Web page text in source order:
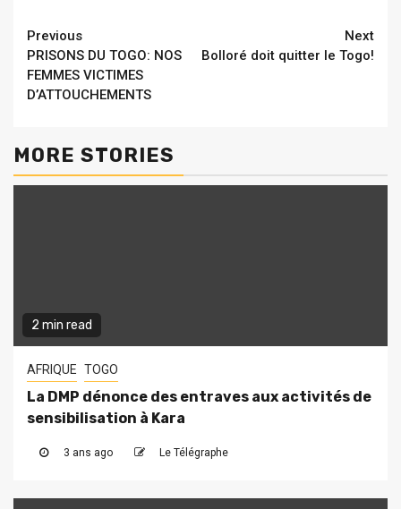
Continue
Reading
Previous
PRISONS DU TOGO: NOS
FEMMES VICTIMES
D’ATTOUCHEMENTS
Next
Bolloré doit quitter le Togo!
MORE STORIES
2 min read
AFRIQUE TOGO
La DMP dénonce des entraves aux activités de
sensibilisation à Kara
3 ans ago Le Télégraphe